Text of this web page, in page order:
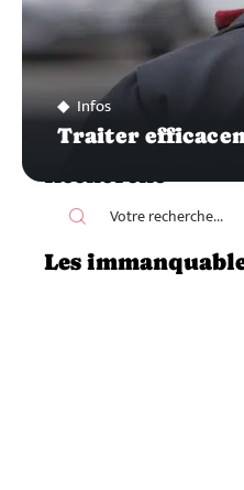
Infos
Traiter
Les